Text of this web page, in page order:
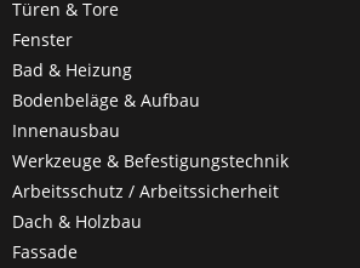
Türen & Tore
Fenster
Bad & Heizung
Bodenbeläge & Aufbau
Innenausbau
Werkzeuge & Befestigungstechnik
Arbeitsschutz / Arbeitssicherheit
Dach & Holzbau
Fassade